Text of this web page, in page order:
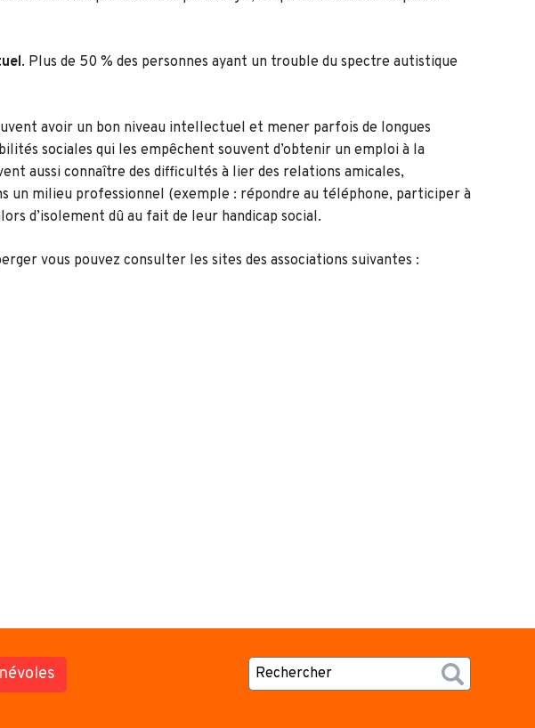
. Plus de 50 % des personnes ayant un trouble du spectre autistique
avoir un bon niveau intellectuel et mener parfois de longues
sociales qui les empêchent souvent d’obtenir un emploi à la
aussi connaître des difficultés à lier des relations amicales,
un milieu professionnel (exemple : répondre au téléphone, participer à
d’isolement dû au fait de leur handicap social.
vous pouvez consulter les sites des associations suivantes :